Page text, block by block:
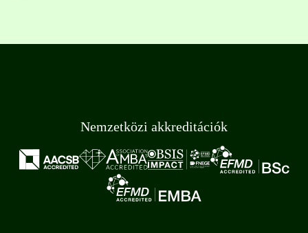
Nemzetközi akkreditációk